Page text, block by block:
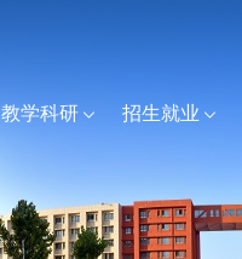
教学科研 招生就业